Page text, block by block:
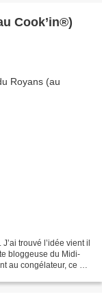
Cook’in®)
trouvé l’idée vient il
bloggeuse du Midi-
au congélateur, ce qui